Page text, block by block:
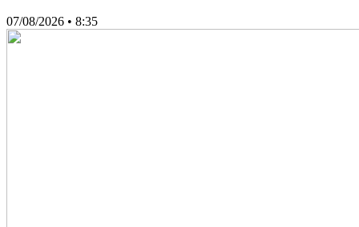
07/08/2026 • 8:35